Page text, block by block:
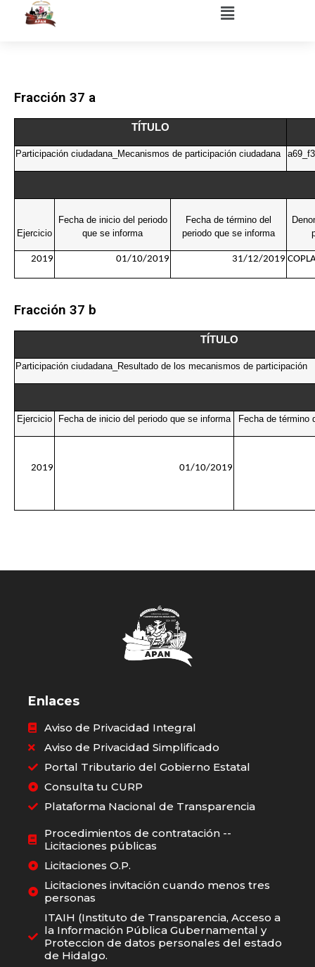
Fracción 37 a
TÍTULO
Participación ciudadana_Mecanismos de participación ciudadana
Ejercicio
Fecha de inicio del periodo
que se informa
Fecha de término del
periodo que se informa
2019 01/10/2019 31/12/2019
Fracción 37 b
TÍTULO
Participación ciudadana_Resultado de los mecanismos de participación
Ejercicio Fecha de inicio del periodo que se informa Fecha de término
2019 01/10/2019
Enlaces
Aviso de Privacidad Integral
Aviso de Privacidad Simplificado
Portal Tributario del Gobierno Estatal
Consulta tu CURP
Plataforma Nacional de Transparencia
Procedimientos de contratación --
Licitaciones públicas
Licitaciones O.P.
Licitaciones invitación cuando menos tres
personas
ITAIH (Instituto de Transparencia, Acceso a
la Información Pública Gubernamental y
Proteccion de datos personales del estado
de Hidalgo.